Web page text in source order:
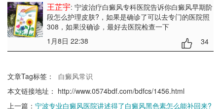
王芷宇: 宁波治疗白癜风专科医院告诉你白癜风早期阶
段怎么护理皮肤? ，如果是确诊了可以去专门的医院照
308，如果没确诊，最好去医院检查一下
1月8日 22:38
34
文章Tag标签：
白癜风常识
本文链接地址： http://www.0574bdf.com/bdfcs/1456.html
上一篇： 宁波专业白癜风医院讲述得了白癜风黑色素怎么能补回来?